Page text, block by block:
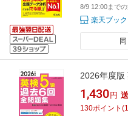
8/9 12:00まで
楽天ブッ
2026年度版
1,430 円
130ポイント (